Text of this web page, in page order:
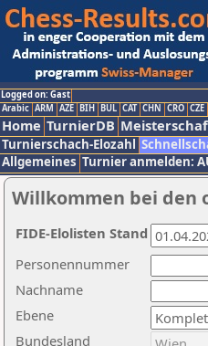
Logged on: Gast
Arabic ARM AZE BIH BUL CAT CHN CRO CZE
Home TurnierDB
Turnierschach-Elozahl
Allgemeines Turnier anmelden:
Willkommen bei den
Nachname
Ebene
Personennummer
Bundesland
FIDE-Elolisten Stand